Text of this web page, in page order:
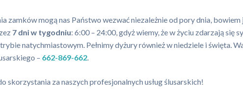
zamków mogą nas Państwo wezwać niezależnie od pory dnia, bowiem
7 dni w tygodniu: 6:00 – 24:00, gdyż wiemy, że w życiu zdarzają się
natychmiastowym. Pełnimy dyżury również w niedziele i święta.
– 662-869-662.
skorzystania za naszych profesjonalnych usług ślusarskich!